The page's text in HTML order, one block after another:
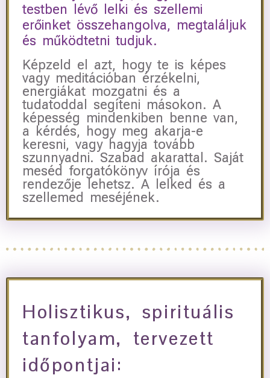
testben lévő lelki és szellemi
erőinket összehangolva, megtaláljuk
és működtetni tudjuk.
Képzeld el azt, hogy te is képes
vagy meditációban érzékelni,
energiákat mozgatni és a
tudatoddal segíteni másokon. A
képesség mindenkiben benne van,
a kérdés, hogy meg akarja-e
keresni, vagy hagyja tovább
szunnyadni. Szabad akarattal. Saját
meséd forgatókönyv írója és
rendezője lehetsz. A lelked és a
szellemed meséjének.
Holisztikus, spirituális
tanfolyam, tervezett
időpontjai: